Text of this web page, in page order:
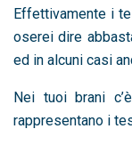
Effettivamente i
oserei dire
ed in alcuni casi
Nei tuoi brani
rappresentano i